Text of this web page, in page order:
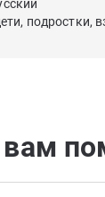
подростки,